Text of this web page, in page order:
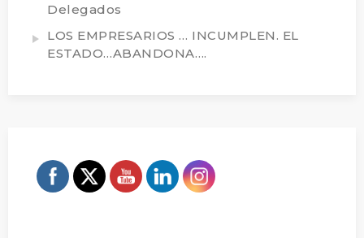
Delegados
LOS EMPRESARIOS … INCUMPLEN. EL
ESTADO…ABANDONA….